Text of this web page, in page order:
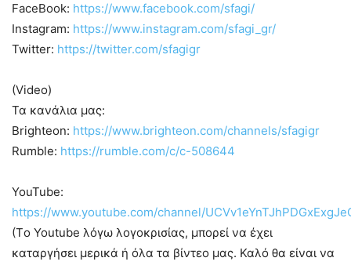
FaceBook: https://www.facebook.com/sfagi/​
Instagram: https://www.instagram.com/sfagi_gr/​
Twitter: https://twitter.com/sfagigr​
(Video)
Τα κανάλια μας:
Brighteon: https://www.brighteon.com/channels/sfagigr​
Rumble: https://rumble.com/c/c-508644
YouTube:
https://www.youtube.com/channel/
(Tο Youtube λόγω λογοκρισίας, μπορεί να έχει
καταργήσει μερικά ή όλα τα βίντεο μας. Καλό θα είναι να